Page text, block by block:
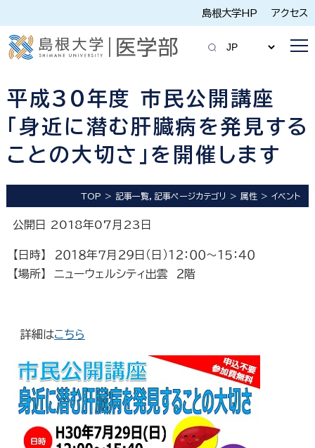
島根大学HP アクセス
平成３０年度 市民公開講座
「身近に潜む肝臓病を発見する
ことの大切さ」を開催します
TOP 記事一覧，記事ページカテゴリ 属性 イベント
公開日 2018年07月23日
【日時】 ２０１８年７月２９日（日）１２：００～１５：４０
【場所】 ニューウェルシティ出雲 ２階
詳細はこちら